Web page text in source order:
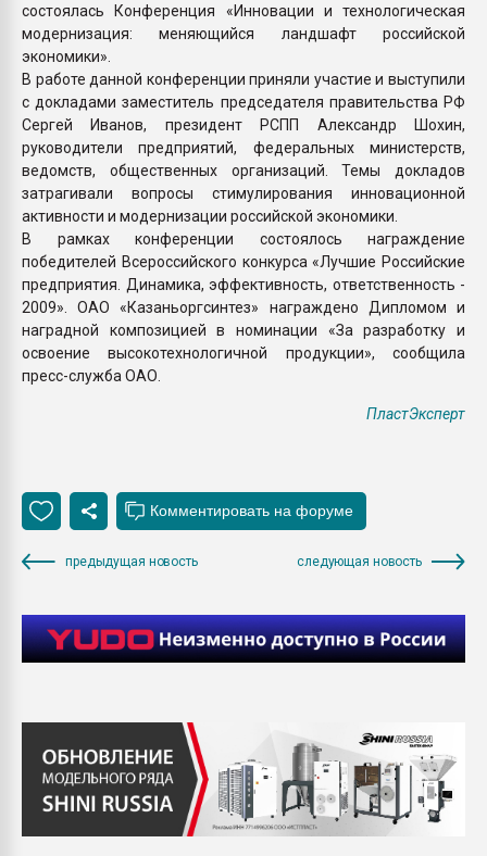
состоялась Конференция «Инновации и технологическая
модернизация: меняющийся ландшафт российской
экономики».
В работе данной конференции приняли участие и выступили
с докладами заместитель председателя правительства РФ
Сергей Иванов, президент РСПП Александр Шохин,
руководители предприятий, федеральных министерств,
ведомств, общественных организаций. Темы докладов
затрагивали вопросы стимулирования инновационной
активности и модернизации российской экономики.
В рамках конференции состоялось награждение
победителей Всероссийского конкурса «Лучшие Российские
предприятия. Динамика, эффективность, ответственность -
2009». ОАО «Казаньоргсинтез» награждено Дипломом и
наградной композицией в номинации «За разработку и
освоение высокотехнологичной продукции», сообщила
пресс-служба ОАО.
ПластЭксперт
предыдущая новость следующая новость